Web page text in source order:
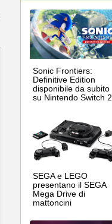
Sonic Frontiers:
Definitive Edition
disponibile da subito
su Nintendo Switch 2
SEGA e LEGO
presentano il SEGA
Mega Drive di
mattoncini